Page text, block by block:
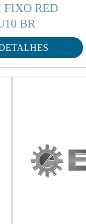
FIXO RED
BR